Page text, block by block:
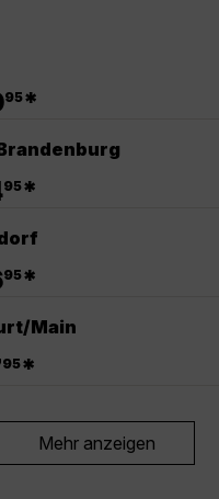
95*
95*
95*
Main
95*
Mehr anzeigen